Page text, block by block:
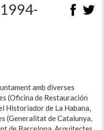
amb diverses
(Oficina de Restauración
Historiador de La Habana,
(Generalitat de Catalunya,